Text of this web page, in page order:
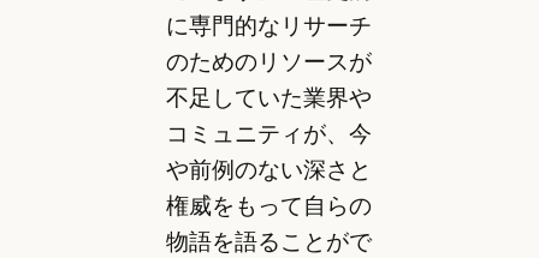
に専門的なリサーチ
のためのリソースが
不足していた業界や
コミュニティが、今
や前例のない深さと
権威をもって自らの
物語を語ることがで